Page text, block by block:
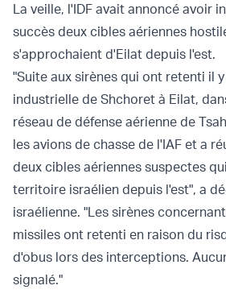
La veille, l'IDF avait annoncé avoir
succès deux cibles aériennes
s'approchaient d'Eilat depuis l'est.
"Suite aux sirènes qui ont retenti il
industrielle de Shchoret à Eilat,
réseau de défense aérienne de
les avions de chasse de l'IAF et a
deux cibles aériennes suspectes
territoire israélien depuis l'est", a
israélienne. "Les sirènes
missiles ont retenti en raison du
d'obus lors des interceptions.
signalé."